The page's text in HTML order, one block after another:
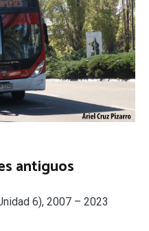
antiguos
6), 2007 – 2023